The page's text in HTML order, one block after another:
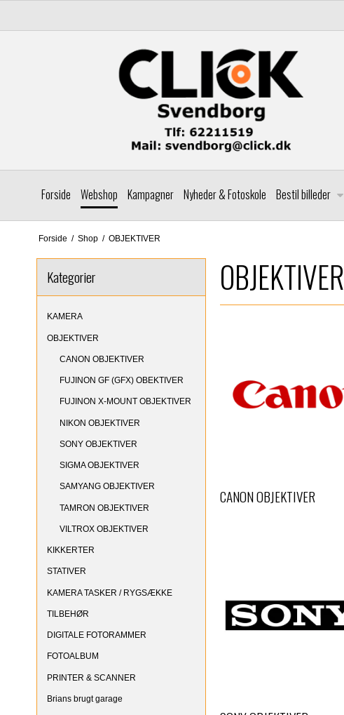
Forside Webshop Kampagner Nyheder & Fotoskole Bestil billeder
Forside / Shop / OBJEKTIVER
Kategorier
KAMERA
OBJEKTIVER
CANON OBJEKTIVER
FUJINON GF (GFX) OBEKTIVER
FUJINON X-MOUNT OBJEKTIVER
NIKON OBJEKTIVER
SONY OBJEKTIVER
SIGMA OBJEKTIVER
SAMYANG OBJEKTIVER
TAMRON OBJEKTIVER
VILTROX OBJEKTIVER
KIKKERTER
STATIVER
KAMERA TASKER / RYGSÆKKE
TILBEHØR
DIGITALE FOTORAMMER
FOTOALBUM
PRINTER & SCANNER
Brians brugt garage
OBJEKTIVER
CANON OBJEKTIVER